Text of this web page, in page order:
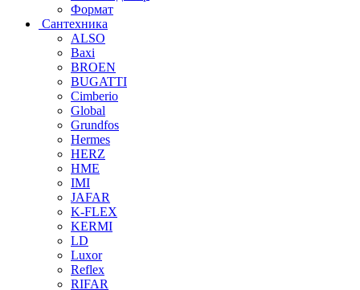
Формат
Сантехника
ALSO
Baxi
BROEN
BUGATTI
Cimberio
Global
Grundfos
Hermes
HERZ
HME
IMI
JAFAR
K-FLEX
KERMI
LD
Luxor
Reflex
RIFAR